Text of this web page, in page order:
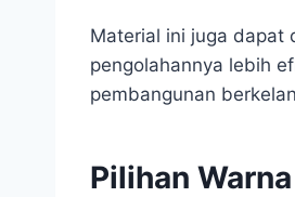
Material ini juga dapat
pengolahannya lebih
pembangunan
Pilihan